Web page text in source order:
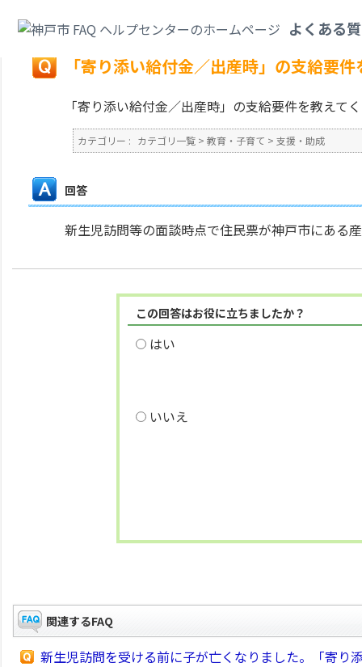
よくある
戻る
「寄り添い給付金／出産時」の支給要
「寄り添い給付金／出産時」の支給要件を教えて
カテゴリー : カテゴリ一覧 > 教育・子育て > 支援・助成
回答
新生児訪問等の面談時点で住民票が神戸市にある
この回答はお役に立ちましたか？
はい
いいえ
関連するFAQ
新生児訪問を受ける前に子が亡くなりました。「寄り